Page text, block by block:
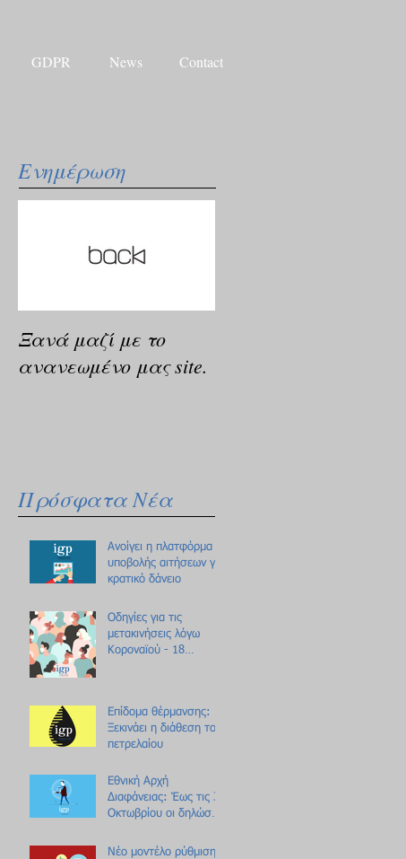
Ενημέρωση
Ξανά μαζί με το
ανανεωμένο μας site.
Πρόσφατα Νέα
Ανοίγει η πλατφόρμα
υποβολής αιτήσεων για
κρατικό δάνειο
Οδηγίες για τις
μετακινήσεις λόγω
Κοροναϊού - 18
Επίδομα θέρμανσης:
Ξεκινάει η διάθεση του
πετρελαίου
Εθνική Αρχή
Διαφάνειας: Έως τις 31
Οκτωβρίου οι δηλώσεις
Νέο μοντέλο ρύθμισης
GDPR News Contact